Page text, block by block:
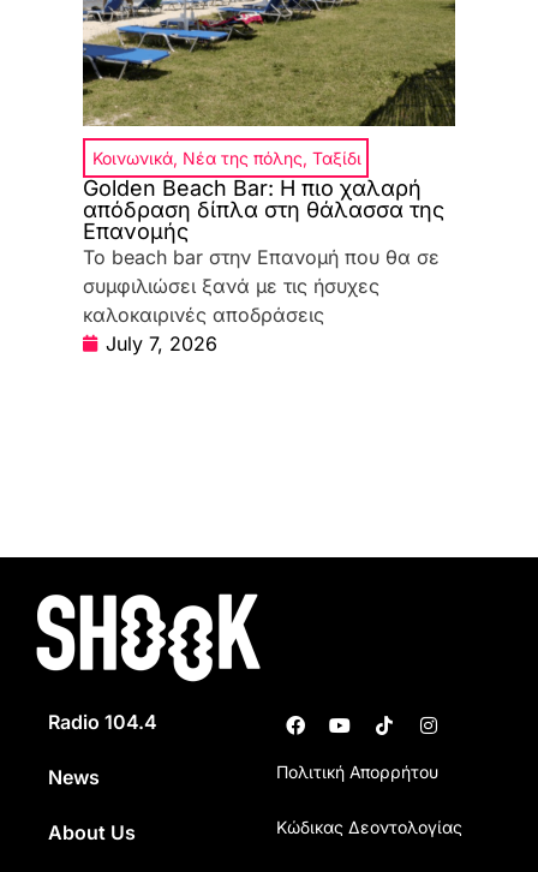
Κοινωνικά, Νέα της πόλης, Ταξίδι
Golden Beach Bar: Η πιο χαλαρή
απόδραση δίπλα στη θάλασσα της
Επανομής
Το beach bar στην Επανομή που θα σε
συμφιλιώσει ξανά με τις ήσυχες
καλοκαιρινές αποδράσεις
July 7, 2026
Radio 104.4
News
About Us
Πολιτική Απορρήτου
Κώδικας Δεοντολογίας